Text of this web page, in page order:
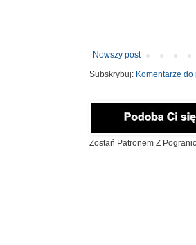
Nowszy post
Subskrybuj: Komentarze do
Zostań Patronem Z